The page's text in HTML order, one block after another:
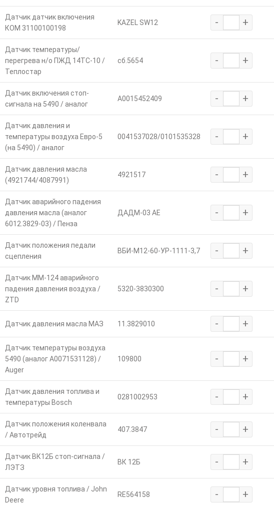
Датчик датчик включения
КОМ 31100100198
KAZEL SW12 - +
Датчик температуры/
перегрева н/о ПЖД 14ТС-10 /
Теплостар
сб.5654 - +
Датчик включения стоп-
сигнала на 5490 / аналог
A0015452409 - +
Датчик давления и
температуры воздуха Евро-5
(на 5490) / аналог
0041537028/0101535328 - +
Датчик давления масла
(4921744/4087991)
4921517 - +
Датчик аварийного падения
давления масла (аналог
6012.3829-03) / Пенза
ДАДМ-03 АЕ - +
Датчик положения педали
сцепления
ВБИ-М12-60-УР-1111-3,7 - +
Датчик ММ-124 аварийного
падения давления воздуха /
ZTD
5320-3830300 - +
Датчик давления масла МАЗ 11.3829010 - +
Датчик температуры воздуха
5490 (аналог A0071531128) /
Auger
109800 - +
Датчик давления топлива и
температуры Bosch
0281002953 - +
Датчик положения коленвала
/ Автотрейд
407.3847 - +
Датчик ВК12Б стоп-сигнала /
ЛЭТЗ
ВК 12Б - +
Датчик уровня топлива / John
Deere
RE564158 - +